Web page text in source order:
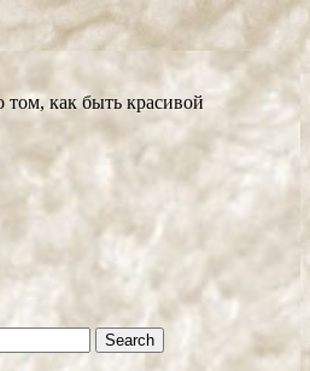
как быть красивой